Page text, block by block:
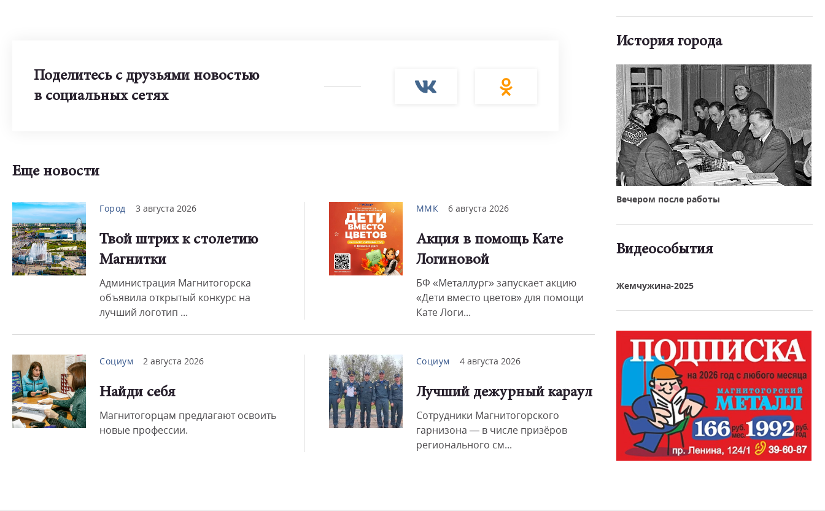
Поделитесь с друзьями новостью
в социальных сетях
Еще новости
Город 3 августа 2026
Твой штрих к столетию
Магнитки
Администрация Магнитогорска
объявила открытый конкурс на
лучший логотип ...
ММК 6 августа 2026
Акция в помощь Кате
Логиновой
БФ «Металлург» запускает акцию
«Дети вместо цветов» для помощи
Кате Логи...
Социум 2 августа 2026
Найди себя
Магнитогорцам предлагают освоить
новые профессии.
Социум 4 августа 2026
Лучший дежурный караул
Сотрудники Магнитогорского
гарнизона — в числе призёров
регионального см...
История города
Вечером после работы
Видеособытия
Жемчужина-2025